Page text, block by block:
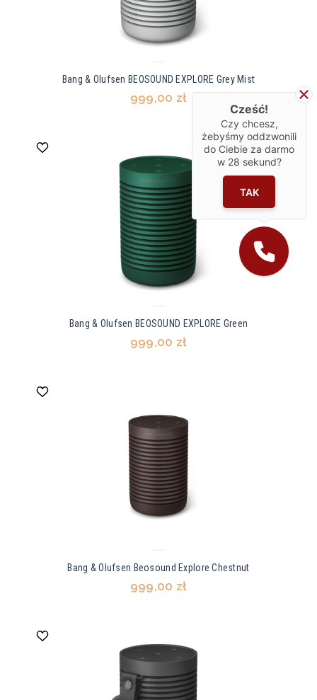
Bang & Olufsen BEOSOUND EXPLORE Grey Mist
999,00 zł
Bang & Olufsen BEOSOUND EXPLORE Green
999,00 zł
Bang & Olufsen Beosound Explore Chestnut
999,00 zł
Cześć!
Czy chcesz,
żebyśmy oddzwonili
do Ciebie za darmo
w 28 sekund?
TAK